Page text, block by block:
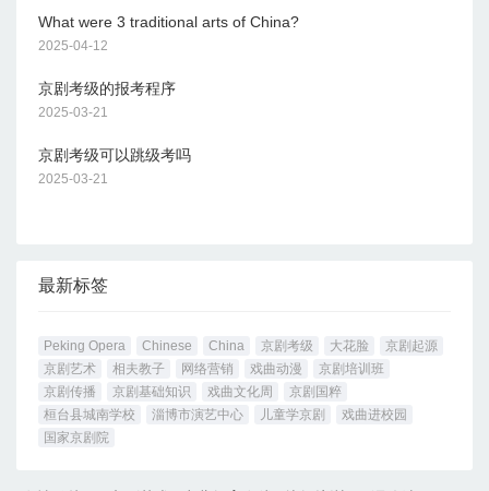
What were 3 traditional arts of China?
2025-04-12
京剧考级的报考程序
2025-03-21
京剧考级可以跳级考吗
2025-03-21
最新标签
Peking Opera Chinese China 京剧考级 大花脸
京剧起源
京剧艺术
相夫教子 网络营销 戏曲动漫
京剧培训班
京剧传播
京剧基础知识 戏曲文化周
京剧国粹
桓台县城南学校
淄博市演艺中心 儿童学京剧
戏曲进校园
国家京剧院